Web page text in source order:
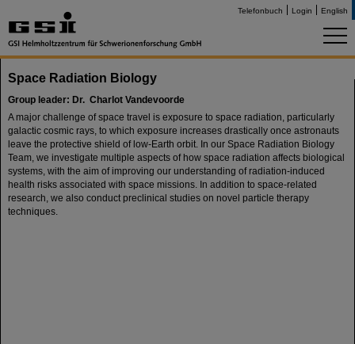
Telefonbuch Login English
Space Radiation Biology
Group leader: Dr. Charlot Vandevoorde
A major challenge of space travel is exposure to space radiation, particularly
galactic cosmic rays, to which exposure increases drastically once astronauts
leave the protective shield of low-Earth orbit. In our Space Radiation Biology
Team, we investigate multiple aspects of how space radiation affects biological
systems, with the aim of improving our understanding of radiation-induced
health risks associated with space missions. In addition to space-related
research, we also conduct preclinical studies on novel particle therapy
techniques.